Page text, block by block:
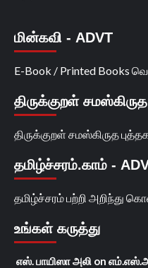
மின்கவி - ADVT
E-Book / Printed Books
திருக்குறள்
திருக்குறள் சமஸ்கிருத
தமிழ்ச்சரம்.காம் -
தமிழ்ச்சரம் பற்றி அறிந்து
உங்கள் கருத்து
எஸ். பாயிஸா அலி on